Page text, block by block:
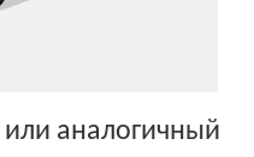
или аналогичный